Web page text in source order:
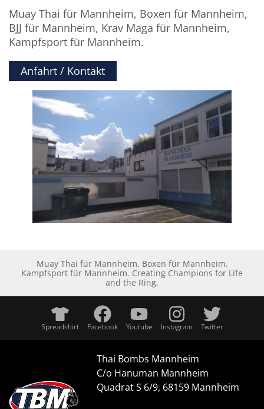
Muay Thai für Mannheim, Boxen für Mannheim,
BJJ für Mannheim, Krav Maga für Mannheim,
Kampfsport für Mannheim.
Anfahrt / Kontakt
Muay Thai für Mannheim. Boxen für Mannheim.
Kampfsport für Mannheim. Creating Champions for Life
and the Ring.
Spreadshirt Facebook Youtube Instagram Twitter
Thai Bombs Mannheim
C/o Hanuman Mannheim
Quadrat S 6/9, 68159 Mannheim